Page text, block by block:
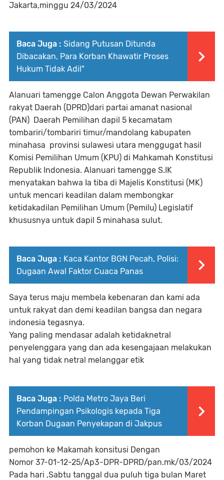
Jakarta,minggu 24/03/2024
Baca Juga : Sidang Putusan Ditunda
Dibacakan, Para Korban Khawatir Proses
Hukum Tidak Adil"
Alanuari tamengge Calon Anggota Dewan Perwakilan
rakyat Daerah (DPRD)dari partai amanat nasional
(PAN) Daerah Pemilihan dapil 5 kecamatam
tombariri/tombariri timur/mandolang kabupaten
minahasa provinsi sulawesi utara menggugat hasil
Komisi Pemilihan Umum (KPU) di Mahkamah Konstitusi
Republik Indonesia. Alanuari tamengge S.IK
menyatakan bahwa Ia tiba di Majelis Konstitusi (MK)
untuk mencari keadilan dalam membongkar
ketidakadilan Pemilihan Umum (Pemilu) Legislatif
khususnya untuk dapil 5 minahasa sulut.
Baca Juga : Kaca Kantor BGN Pecah, Polisi:
Dugaan Awal Faktor Cuaca Panas
Saya terus maju membela kebenaran dan kami ada
untuk rakyat dan demi keadilan bangsa dan negara
indonesia tegasnya.
Yang paling mendasar adalah ketidaknetral
penyelenggara yang dan ada kesengajaan melakukan
hal yang tidak netral melanggar etik
Baca Juga : Polda Metro Jaya Beri
Pendampingan Psikologis kepada Tiga
Korban Dugaan Penyekapan di Jakpus
pemohon ke Makamah konsitusi Dengan
Nomor 37-01-12-25/Ap3-DPR-DPRD/pan.mk/03/2024
Pada hari ,Sabtu tanggal dua puluh tiga bulan Maret